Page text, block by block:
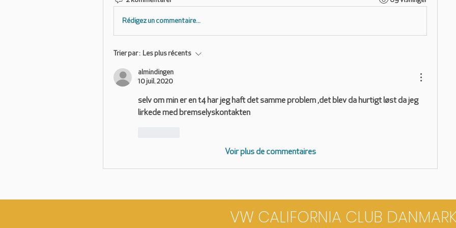
Rédigez un commentaire...
Trier par : Les plus récents
almindingen
10 juil. 2020
selv om min er en t4 har jeg haft det samme problem ,det blev da hurtigt løst da jeg
lirkede med bremselyskontakten
Voir plus de commentaires
VW CALIFORNIA CLUB